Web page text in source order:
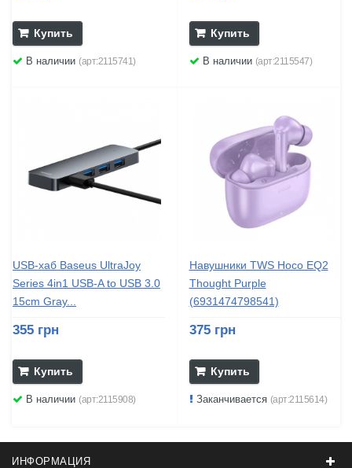
Купить
В наличии (арт:2115741)
Купить
В наличии (арт:2115547)
USB-хаб Baseus UltraJoy
Series 4in1 USB-A to USB 3.0
15cm Gray...
355 грн
Купить
В наличии (арт:2115908)
Навушники TWS Hoco EQ2
Thought Purple
(6931474798541)
375 грн
Купить
Заканчивается (арт:2115614)
ИНФОРМАЦИЯ